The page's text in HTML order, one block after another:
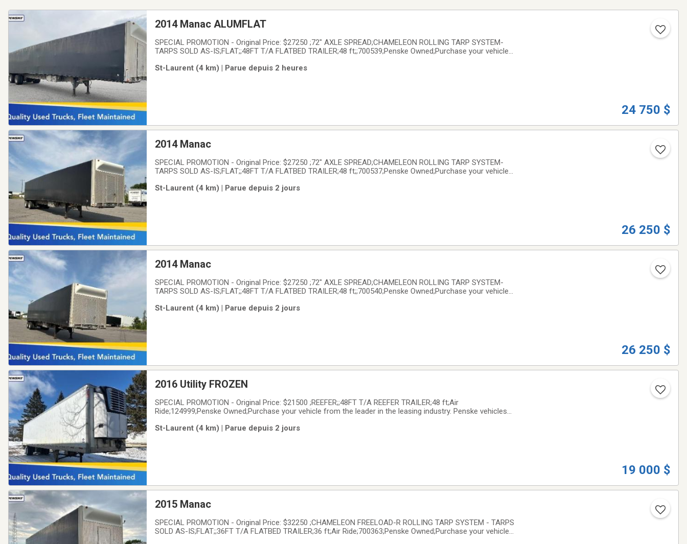
2014 Manac ALUMFLAT
SPECIAL PROMOTION - Original Price: $27250 ;72" AXLE SPREAD;CHAMELEON ROLLING TARP SYSTEM-
TARPS SOLD AS-IS;FLAT;;48FT T/A FLATBED TRAILER;48 ft;;700539;Penske Owned;Purchase your vehicle
maintained. We offer competitive financing; extended
St-Laurent (4 km) | Parue depuis 2 heures
24 750 $
2014 Manac
SPECIAL PROMOTION - Original Price: $27250 ;72" AXLE SPREAD;CHAMELEON ROLLING TARP SYSTEM-
TARPS SOLD AS-IS;FLAT;;48FT T/A FLATBED TRAILER;48 ft;;700537;Penske Owned;Purchase your vehicle
maintained. We offer competitive financing; extended
St-Laurent (4 km) | Parue depuis 2 jours
26 250 $
2014 Manac
SPECIAL PROMOTION - Original Price: $27250 ;72" AXLE SPREAD;CHAMELEON ROLLING TARP SYSTEM-
TARPS SOLD AS-IS;FLAT;;48FT T/A FLATBED TRAILER;48 ft;;700540;Penske Owned;Purchase your vehicle
maintained. We offer competitive financing; extended
St-Laurent (4 km) | Parue depuis 2 jours
26 250 $
2016 Utility FROZEN
SPECIAL PROMOTION - Original Price: $21500 ;REEFER;;48FT T/A REEFER TRAILER;48 ft;Air
Ride;124999;Penske Owned;Purchase your vehicle from the leader in the leasing industry. Penske vehicles
warranties; maintenance history reports and vehicle
St-Laurent (4 km) | Parue depuis 2 jours
19 000 $
2015 Manac
SPECIAL PROMOTION - Original Price: $32250 ;CHAMELEON FREELOAD-R ROLLING TARP SYSTEM - TARPS
SOLD AS-IS;FLAT;;36FT T/A FLATBED TRAILER;36 ft;Air Ride;700363;Penske Owned;Purchase your vehicle